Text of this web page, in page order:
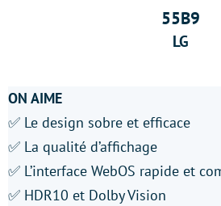
55B9
LG
ON AIME
✅ Le design sobre et efficace
✅ La qualité d’affichage
✅ L’interface WebOS rapide et
✅ HDR10 et Dolby Vision